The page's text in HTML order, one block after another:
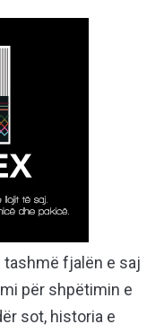
tashmë fjalën e saj
për shpëtimin e
sot, historia e